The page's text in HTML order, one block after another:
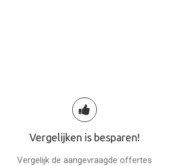
Vergelijken is besparen!
Vergelijk de aangevraagde offertes